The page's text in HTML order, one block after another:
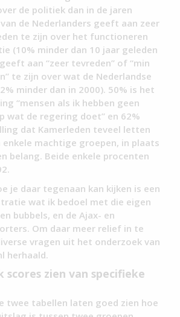
de politiek dan in de jaren
de Nederlanders geeft aan zeer
te zijn over het functioneren
(10% minder dan 10 jaar geleden
aan “zeer tevreden” of “min
te zijn over wat de Nederlandse
minder dan in 2000). 50% is het
“mensen als ik hebben geen
wat de regering doet” en 62%
dat Kamerleden teveel letten
enkele machtige groepen, in plaats
belang. Beide enkele procenten
je daar tegenaan kan kijken is een
wat ik bedoel met die eigen
bubbels, en de Ajax- en
Om daar meer relief in te
vragen uit het onderzoek van
herhaald.
scores zien van specifieke
twee tabellen laten goed zien hoe